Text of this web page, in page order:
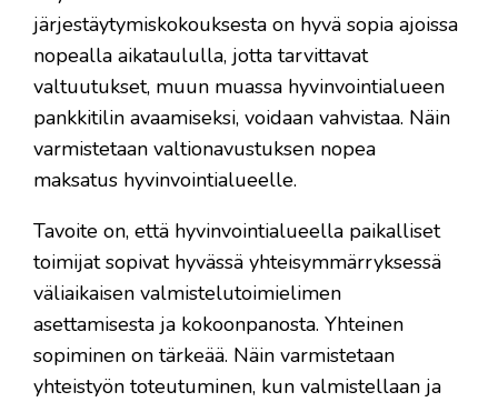
järjestäytymiskokouksesta on hyvä sopia ajoissa
nopealla aikataululla, jotta tarvittavat
valtuutukset, muun muassa hyvinvointialueen
pankkitilin avaamiseksi, voidaan vahvistaa. Näin
varmistetaan valtionavustuksen nopea
maksatus hyvinvointialueelle.
Tavoite on, että hyvinvointialueella paikalliset
toimijat sopivat hyvässä yhteisymmärryksessä
väliaikaisen valmistelutoimielimen
asettamisesta ja kokoonpanosta. Yhteinen
sopiminen on tärkeää. Näin varmistetaan
yhteistyön toteutuminen, kun valmistellaan ja